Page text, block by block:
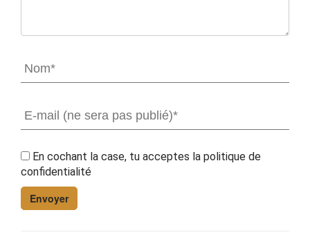
En cochant la case, tu acceptes la politique de
confidentialité